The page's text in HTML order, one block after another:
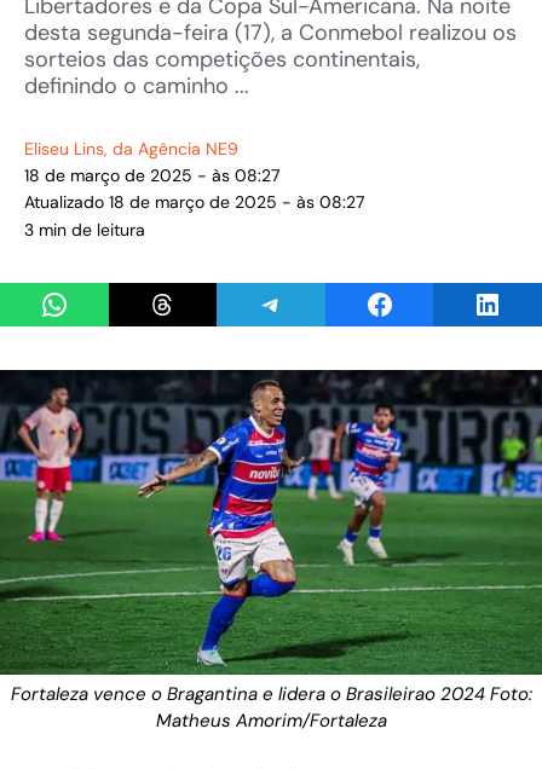
Libertadores e da Copa Sul-Americana. Na noite
desta segunda-feira (17), a Conmebol realizou os
sorteios das competições continentais,
definindo o caminho ...
Eliseu Lins, da Agência NE9
18 de março de 2025 - às 08:27
Atualizado 18 de março de 2025 - às 08:27
3 min de leitura
Share on WhatsAppShare on ThreadsShare on TelegramShare on Facebook
Fortaleza vence o Bragantina e lidera o Brasileirao 2024 Foto:
Matheus Amorim/Fortaleza